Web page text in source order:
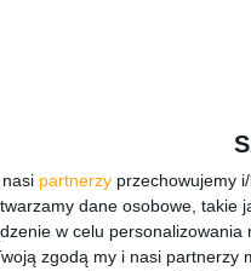
partnerzy przechowujemy
dane osobowe, takie
w celu personalizowania
zgodą my i nasi partnerzy